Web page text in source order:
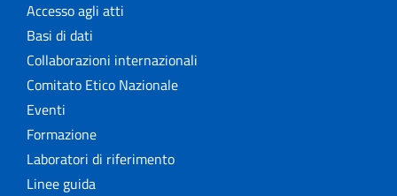
Accesso agli atti
Basi di dati
Collaborazioni internazionali
Comitato Etico Nazionale
Eventi
Formazione
Laboratori di riferimento
Linee guida